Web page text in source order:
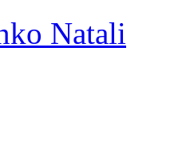
Natali